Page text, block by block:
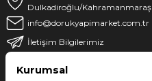
Dulkadiroğlu/Kahramanmaraş
info@dorukyapimarket.com.tr
İletişim Bilgilerimiz
Kurumsal